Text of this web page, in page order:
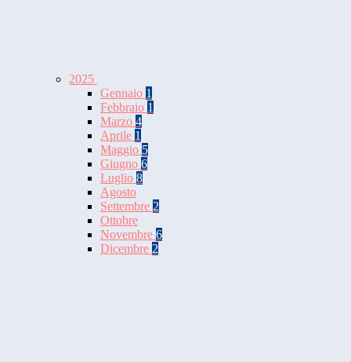
2025
Gennaio 1
Febbraio 1
Marzo 4
Aprile 1
Maggio 5
Giugno 6
Luglio 8
Agosto
Settembre 2
Ottobre
Novembre 6
Dicembre 2